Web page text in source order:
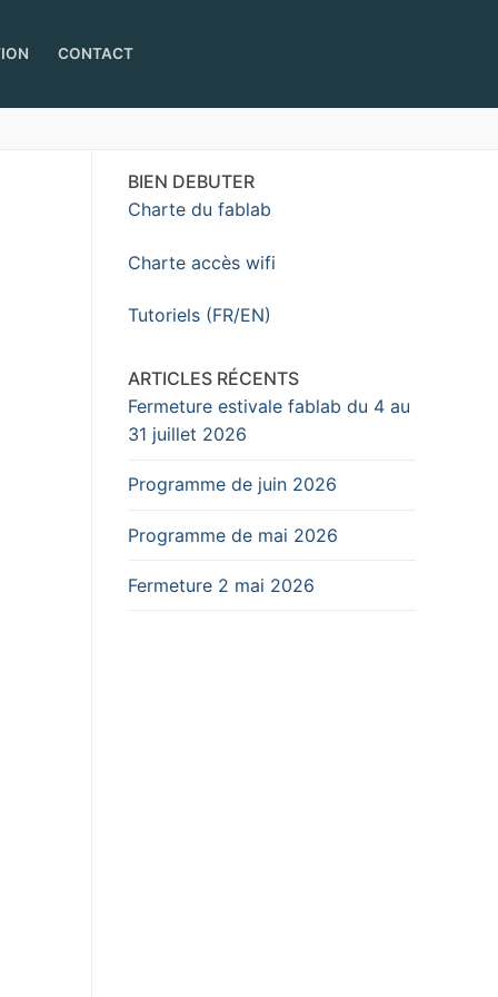
CONTACT
BIEN DEBUTER
Charte du fablab
Charte accès wifi
Tutoriels (FR/EN)
ARTICLES RÉCENTS
Fermeture estivale fablab du 4 au
31 juillet 2026
Programme de juin 2026
Programme de mai 2026
Fermeture 2 mai 2026